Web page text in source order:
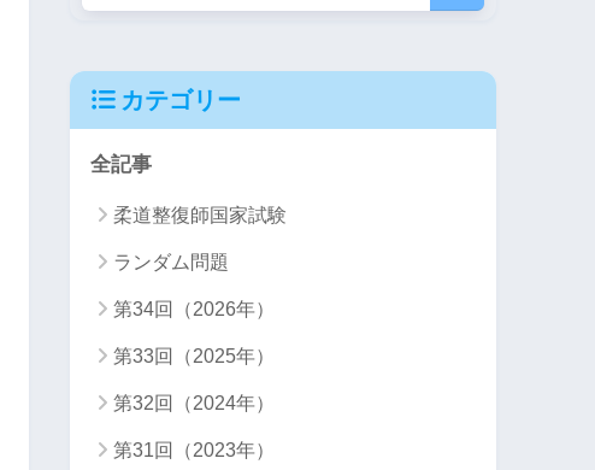
カテゴリー
全記事
柔道整復師国家試験
ランダム問題
第34回（2026年）
第33回（2025年）
第32回（2024年）
第31回（2023年）